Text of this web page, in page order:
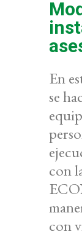
En
se
con
con